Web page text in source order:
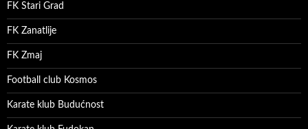
FK Stari Grad
FK Zanatlije
FK Zmaj
Football club Kosmos
Karate klub Budućnost